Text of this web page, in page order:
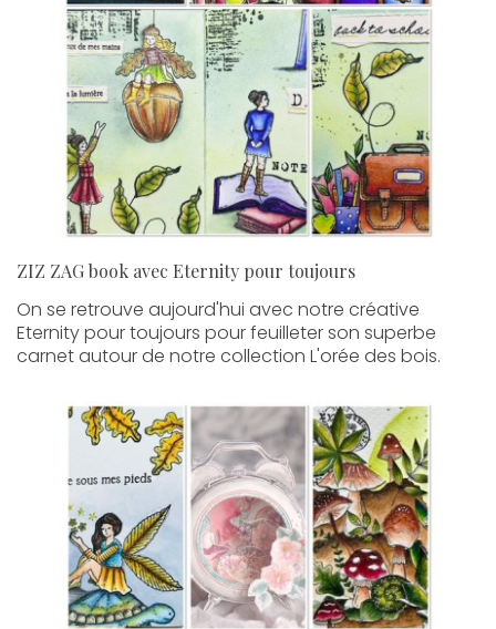
ZIZ ZAG book avec Eternity pour toujours
On se retrouve aujourd'hui avec notre créative
Eternity pour toujours pour feuilleter son superbe
carnet autour de notre collection L'orée des bois.